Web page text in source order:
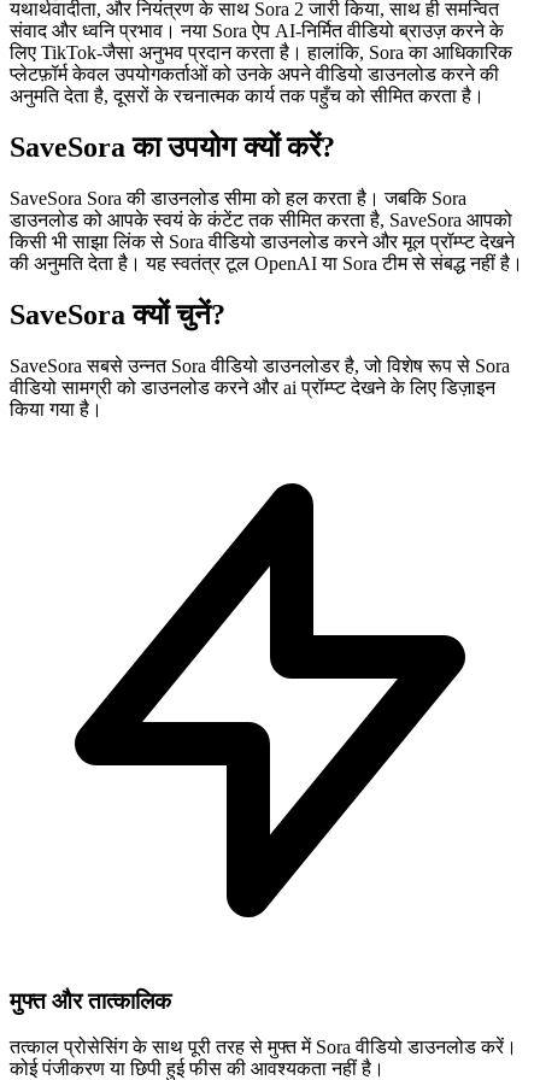
यथार्थवादीता, और नियंत्रण के साथ Sora 2 जारी किया, साथ ही समन्वित
संवाद और ध्वनि प्रभाव। नया Sora ऐप AI-निर्मित वीडियो ब्राउज़ करने के
लिए TikTok-जैसा अनुभव प्रदान करता है। हालांकि, Sora का आधिकारिक
प्लेटफ़ॉर्म केवल उपयोगकर्ताओं को उनके अपने वीडियो डाउनलोड करने की
अनुमति देता है, दूसरों के रचनात्मक कार्य तक पहुँच को सीमित करता है।
SaveSora का उपयोग क्यों करें?
SaveSora Sora की डाउनलोड सीमा को हल करता है। जबकि Sora
डाउनलोड को आपके स्वयं के कंटेंट तक सीमित करता है, SaveSora आपको
किसी भी साझा लिंक से Sora वीडियो डाउनलोड करने और मूल प्रॉम्प्ट देखने
की अनुमति देता है। यह स्वतंत्र टूल OpenAI या Sora टीम से संबद्ध नहीं है।
SaveSora क्यों चुनें?
SaveSora सबसे उन्नत Sora वीडियो डाउनलोडर है, जो विशेष रूप से Sora
वीडियो सामग्री को डाउनलोड करने और ai प्रॉम्प्ट देखने के लिए डिज़ाइन
किया गया है।
मुफ्त और तात्कालिक
तत्काल प्रोसेसिंग के साथ पूरी तरह से मुफ्त में Sora वीडियो डाउनलोड करें।
कोई पंजीकरण या छिपी हुई फीस की आवश्यकता नहीं है।